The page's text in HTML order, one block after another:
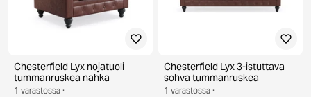
Chesterfield Lyx nojatuoli
tummanruskea nahka
1 varastossa ·
Chesterfield Lyx 3-istuttava
sohva tummanruskea
1 varastossa ·